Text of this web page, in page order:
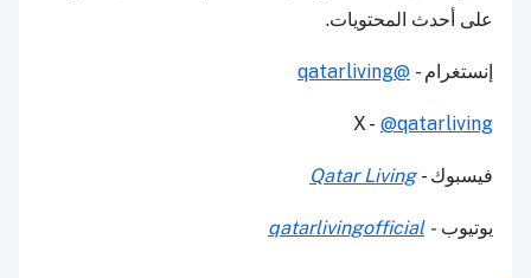
على أحدث المحتويات.
إنستغرام - @qatarliving
X - @qatarliving
فيسبوك -Qatar Living
يوتيوب -
qatarlivingofficial